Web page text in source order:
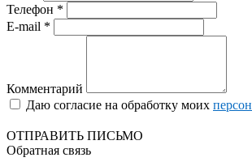
Телефон *
E-mail *
Комментарий
Даю согласие на обработку моих
ОТПРАВИТЬ ПИСЬМО
Обратная связь